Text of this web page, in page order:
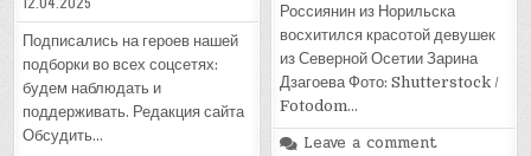
Подписались на героев нашей
подборки во всех соцсетях:
будем наблюдать и
поддерживать. Редакция сайта
Обсудить…
Россиянин из Норильска
восхитился красотой девушек
из Северной Осетии Зарина
Дзагоева Фото: Shutterstock /
Fotodom…
Leave a comment